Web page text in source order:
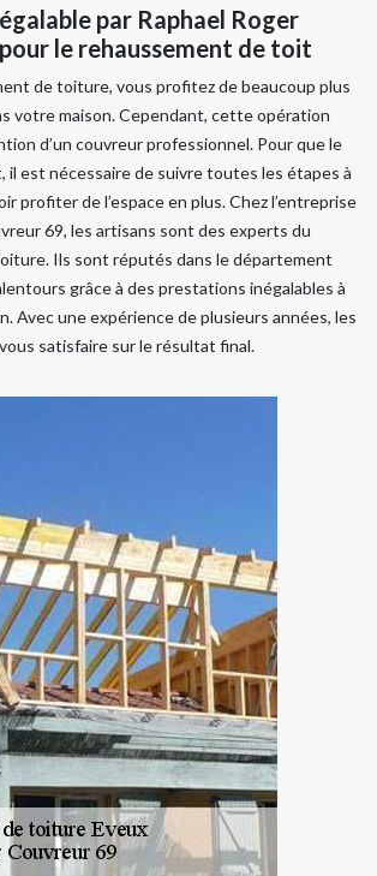
par Raphael Roger
le rehaussement de toit
de toiture, vous profitez de beaucoup plus
votre maison. Cependant, cette opération
d’un couvreur professionnel. Pour que le
est nécessaire de suivre toutes les étapes à
profiter de l’espace en plus. Chez l’entreprise
69, les artisans sont des experts du
Ils sont réputés dans le département
grâce à des prestations inégalables à
Avec une expérience de plusieurs années, les
satisfaire sur le résultat final.